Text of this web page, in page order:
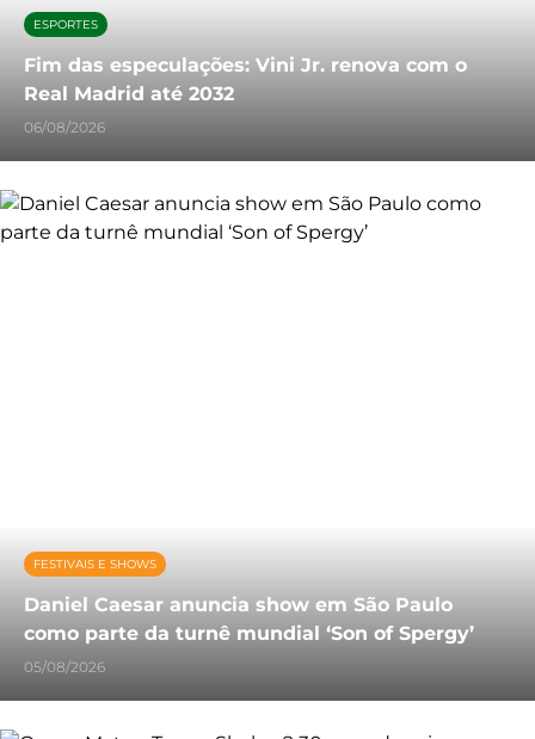
ESPORTES
Fim das especulações: Vini Jr. renova com o
Real Madrid até 2032
06/08/2026
FESTIVAIS E SHOWS
Daniel Caesar anuncia show em São Paulo
como parte da turnê mundial ‘Son of Spergy’
05/08/2026